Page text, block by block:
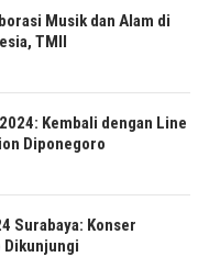
Musik dan Alam di
TMII
Kembali dengan Line
Diponegoro
Surabaya: Konser
Dikunjungi